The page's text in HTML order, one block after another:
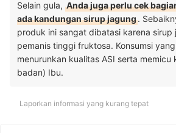
Selain gula, Anda juga perlu cek
ada kandungan sirup jagung.
produk ini sangat dibatasi karena sirup
pemanis tinggi fruktosa. Konsumsi
menurunkan kualitas ASI serta memicu
badan) Ibu.
Laporkan informasi yang kurang tepat